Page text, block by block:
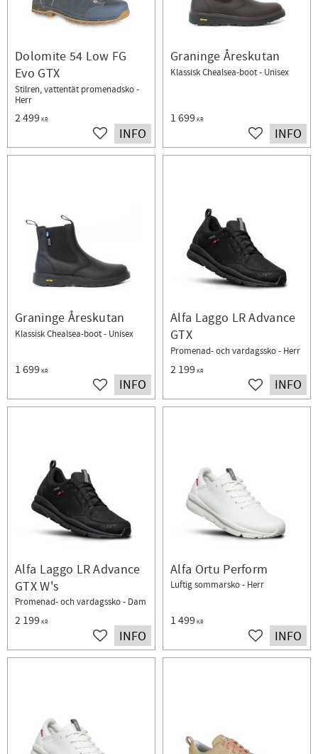
Dolomite 54 Low FG
Evo GTX
Stilren, vattentät promenadsko -
Herr
2 499KR
Lägg till i favoriter
INFO
Graninge Åreskutan
Klassisk Chealsea-boot - Unisex
1 699KR
Lägg till i
INFO
Graninge Åreskutan
Klassisk Chealsea-boot - Unisex
1 699KR
Lägg till i favoriter
INFO
Alfa Laggo LR Advance
GTX
Promenad- och vardagssko - Herr
2 199KR
Lägg till i
INFO
Alfa Laggo LR Advance
GTX W's
Promenad- och vardagssko - Dam
2 199KR
Lägg till i favoriter
INFO
Alfa Ortu Perform
Luftig sommarsko - Herr
1 499KR
Lägg till i
INFO